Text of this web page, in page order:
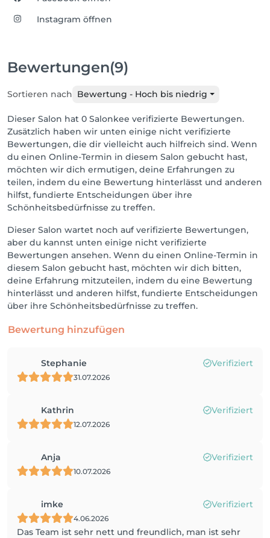
Instagram öffnen
Bewertungen(9)
Sortieren nach Bewertung - Hoch bis niedrig
Dieser Salon hat 0 Salonkee verifizierte Bewertungen.
Zusätzlich haben wir unten einige nicht verifizierte
Bewertungen, die dir vielleicht auch hilfreich sind. Wenn
du einen Online-Termin in diesem Salon gebucht hast,
möchten wir dich ermutigen, deine Erfahrungen zu
teilen, indem du eine Bewertung hinterlässt und anderen
hilfst, fundierte Entscheidungen über ihre
Schönheitsbedürfnisse zu treffen.
Dieser Salon wartet noch auf verifizierte Bewertungen,
aber du kannst unten einige nicht verifizierte
Bewertungen ansehen. Wenn du einen Online-Termin in
diesem Salon gebucht hast, möchten wir dich bitten,
deine Erfahrung mitzuteilen, indem du eine Bewertung
hinterlässt und anderen hilfst, fundierte Entscheidungen
über ihre Schönheitsbedürfnisse zu treffen.
Bewertung hinzufügen
Stephanie Verifiziert
31.07.2026
Kathrin Verifiziert
12.07.2026
Anja Verifiziert
10.07.2026
imke Verifiziert
4.06.2026
Das Team ist sehr nett und freundlich, man ist sehr